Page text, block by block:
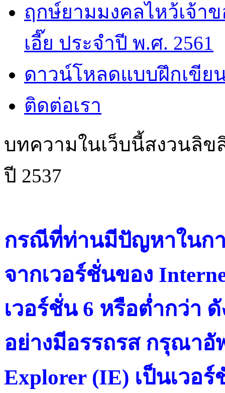
ฤกษ์ยามมงคลไหว้เจ้า
เอี๊ย ประจำปี พ.ศ. 2561
ดาวน์โหลดแบบฝึกเขีย
ติดต่อเรา
บทความในเว็บนี้สงวนลิ
ปี 2537
กรณีที่ท่านมีปัญหาในกา
จากเวอร์ชั่นของ
เวอร์ชั่น 6 หรือต่ำกว่า
อย่างมีอรรถรส กรุณาอั
Explorer (IE) เป็นเวอ